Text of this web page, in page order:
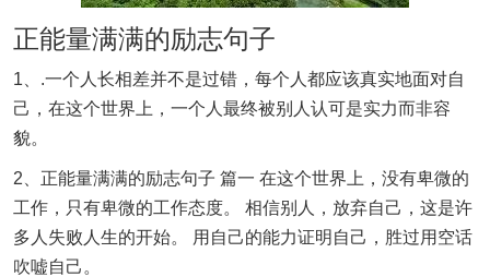
正能量满满的励志句子
1、.一个人长相差并不是过错，每个人都应该真实地面对自
己，在这个世界上，一个人最终被别人认可是实力而非容
貌。
2、正能量满满的励志句子 篇一 在这个世界上，没有卑微的
工作，只有卑微的工作态度。 相信别人，放弃自己，这是许
多人失败人生的开始。 用自己的能力证明自己，胜过用空话
吹嘘自己。